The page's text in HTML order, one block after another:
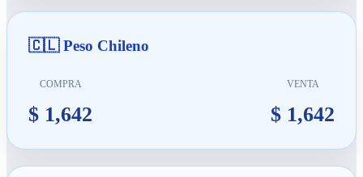
🇨🇱 Peso Chileno
COMPRA
$ 1,642
VENTA
$ 1,642